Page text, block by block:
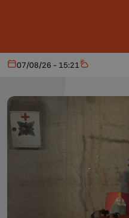
Aujourd'hui
07/08/26 - 15:21 Météo